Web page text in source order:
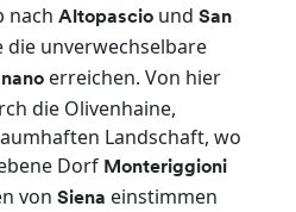
nachAltopascio undSan
die unverwechselbare
erreichen. Von hier
die Olivenhaine,
Landschaft, wo
Dorf Monteriggioni
vonSiena einstimmen